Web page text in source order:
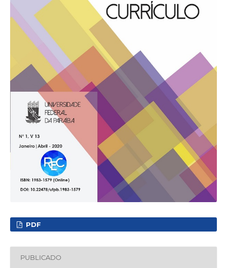
PDF
PUBLICADO